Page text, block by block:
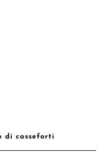
di casseforti